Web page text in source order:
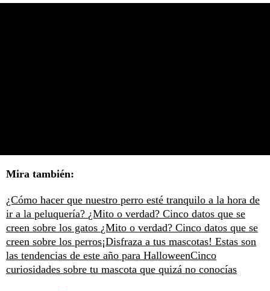
Mira también:
¿Cómo hacer que nuestro perro esté tranquilo a la hora de
ir a la peluquería? ¿Mito o verdad? Cinco datos que se
creen sobre los gatos ¿Mito o verdad? Cinco datos que se
creen sobre los perros¡Disfraza a tus mascotas! Estas son
las tendencias de este año para HalloweenCinco
curiosidades sobre tu mascota que quizá no conocías